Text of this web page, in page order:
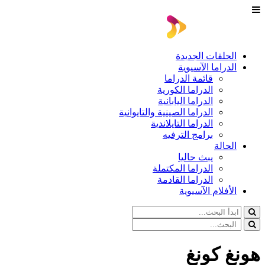
الحلقات الجديدة
الدراما الآسيوية
قائمة الدراما
الدراما الكورية
الدراما اليابانية
الدراما الصينية والتايوانية
الدراما التايلاندية
برامج الترفيه
الحالة
يبث حاليا
الدراما المكتملة
الدراما القادمة
الأفلام الآسيوية
هونغ كونغ